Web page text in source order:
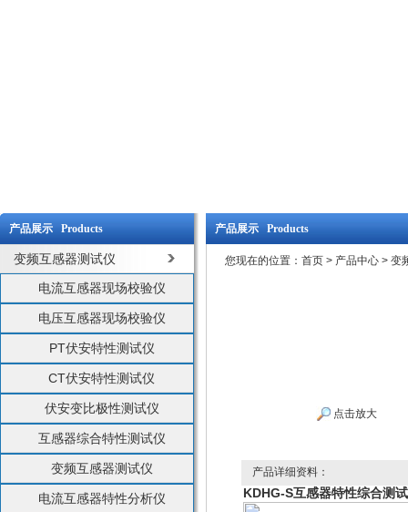
产品展示 Products
变频互感器测试仪
电流互感器现场校验仪
电压互感器现场校验仪
PT伏安特性测试仪
CT伏安特性测试仪
伏安变比极性测试仪
互感器综合特性测试仪
变频互感器测试仪
电流互感器特性分析仪
产品展示 Products
您现在的位置： 首页 > 产品中心 > 变
点击放大
产品详细资料：
KDHG-S互感器特性综合测